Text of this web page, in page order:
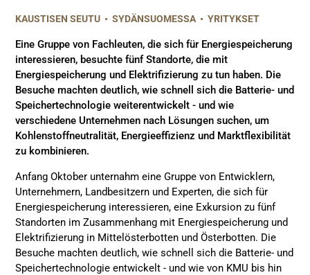
KAUSTISEN SEUTU •SYDÄNSUOMESSA •YRITYKSET
Eine Gruppe von Fachleuten, die sich für Energiespeicherung
interessieren, besuchte fünf Standorte, die mit
Energiespeicherung und Elektrifizierung zu tun haben. Die
Besuche machten deutlich, wie schnell sich die Batterie- und
Speichertechnologie weiterentwickelt - und wie
verschiedene Unternehmen nach Lösungen suchen, um
Kohlenstoffneutralität, Energieeffizienz und Marktflexibilität
zu kombinieren.
Anfang Oktober unternahm eine Gruppe von Entwicklern,
Unternehmern, Landbesitzern und Experten, die sich für
Energiespeicherung interessieren, eine Exkursion zu fünf
Standorten im Zusammenhang mit Energiespeicherung und
Elektrifizierung in Mittelösterbotten und Österbotten. Die
Besuche machten deutlich, wie schnell sich die Batterie- und
Speichertechnologie entwickelt - und wie von KMU bis hin